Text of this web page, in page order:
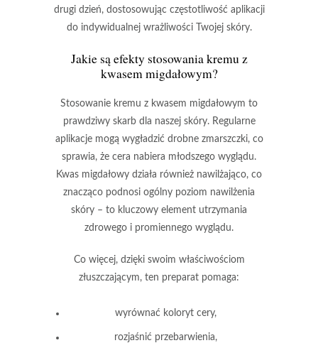
drugi dzień, dostosowując częstotliwość aplikacji
do indywidualnej wrażliwości Twojej skóry.
Jakie są efekty stosowania kremu z
kwasem migdałowym?
Stosowanie kremu z kwasem migdałowym to
prawdziwy skarb dla naszej skóry. Regularne
aplikacje mogą wygładzić drobne zmarszczki, co
sprawia, że cera nabiera młodszego wyglądu.
Kwas migdałowy działa również nawilżająco, co
znacząco podnosi ogólny poziom nawilżenia
skóry – to kluczowy element utrzymania
zdrowego i promiennego wyglądu.
Co więcej, dzięki swoim właściwościom
złuszczającym, ten preparat pomaga:
wyrównać koloryt cery,
rozjaśnić przebarwienia,